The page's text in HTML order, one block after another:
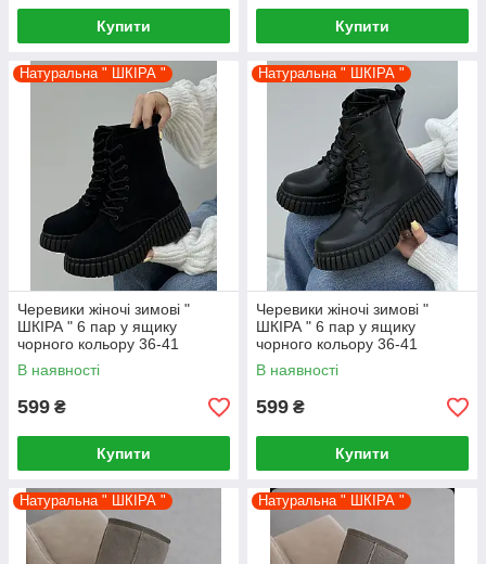
Купити Купити
Натуральна " ШКІРА "
Черевики жіночі зимові "
ШКІРА " 6 пар у ящику
чорного кольору 36-41
В наявності
599 ₴
Купити
Натуральна " ШКІРА "
Черевики жіночі зимові "
ШКІРА " 6 пар у ящику
чорного кольору 36-41
В наявності
599 ₴
Купити
Натуральна " ШКІРА " Натуральна " ШКІРА "